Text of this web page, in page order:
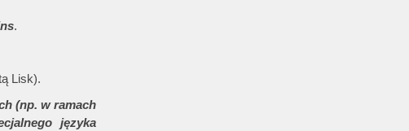
.
Lisk).
(np. w ramach
języka